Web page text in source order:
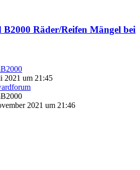
Räder/Reifen Mängel bei
2021 um 21:45
2021 um 21:46